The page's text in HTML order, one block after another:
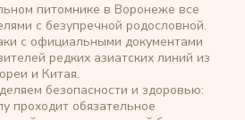
питомнике в Воронеже все
с безупречной родословной.
с официальными документами
редких азиатских линий из
и Китая.
безопасности и здоровью:
проходит обязательное